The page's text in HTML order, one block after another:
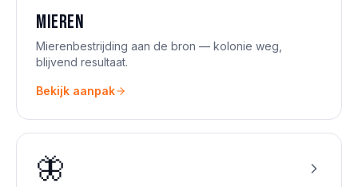
Mieren
Mierenbestrijding aan de bron — kolonie weg,
blijvend resultaat.
Bekijk aanpak
🦋